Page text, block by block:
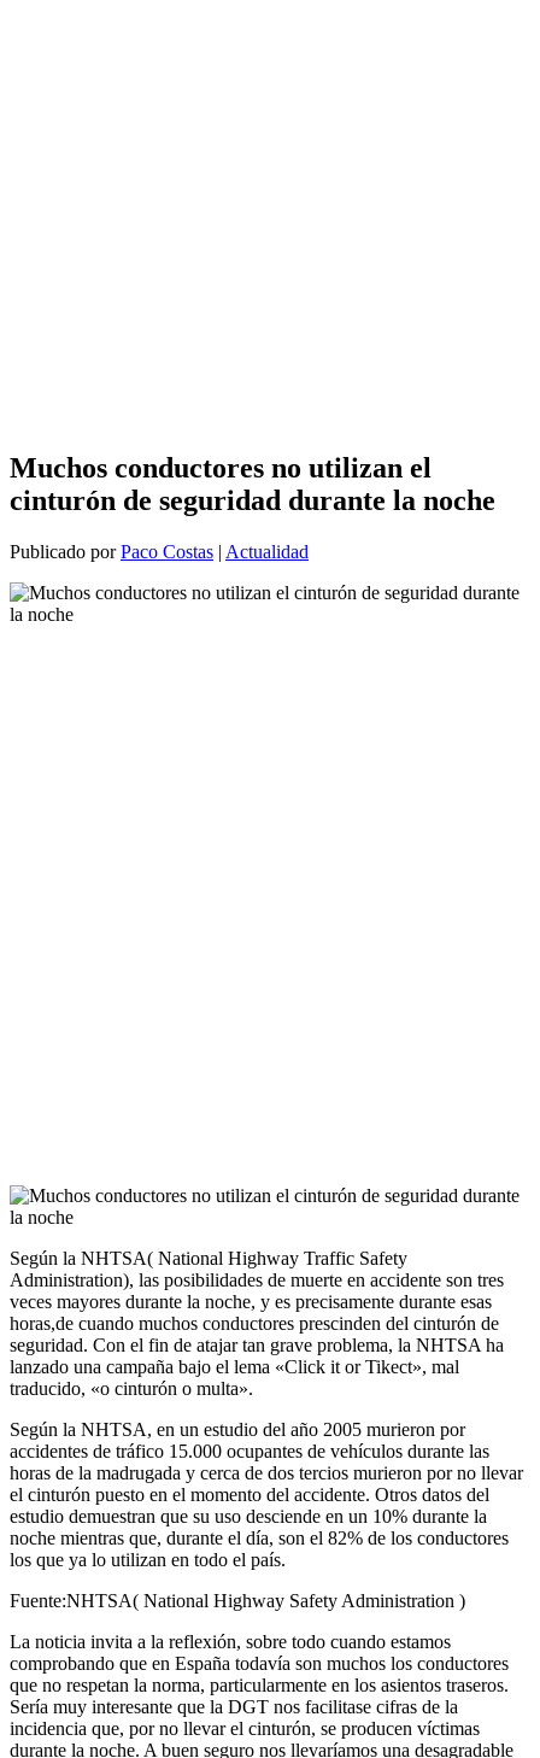
Muchos conductores no utilizan el
cinturón de seguridad durante la noche
Publicado porPaco Costas | Actualidad
Según la NHTSA( National Highway Traffic Safety
Administration), las posibilidades de muerte en accidente son tres
veces mayores durante la noche, y es precisamente durante esas
horas,de cuando muchos conductores prescinden del cinturón de
seguridad. Con el fin de atajar tan grave problema, la NHTSA ha
lanzado una campaña bajo el lema «Click it or Tikect», mal
traducido, «o cinturón o multa».
Según la NHTSA, en un estudio del año 2005 murieron por
accidentes de tráfico 15.000 ocupantes de vehículos durante las
horas de la madrugada y cerca de dos tercios murieron por no llevar
el cinturón puesto en el momento del accidente. Otros datos del
estudio demuestran que su uso desciende en un 10% durante la
noche mientras que, durante el día, son el 82% de los conductores
los que ya lo utilizan en todo el país.
Fuente:NHTSA( National Highway Safety Administration )
La noticia invita a la reflexión, sobre todo cuando estamos
comprobando que en España todavía son muchos los conductores
que no respetan la norma, particularmente en los asientos traseros.
Sería muy interesante que la DGT nos facilitase cifras de la
incidencia que, por no llevar el cinturón, se producen víctimas
durante la noche. A buen seguro nos llevaríamos una desagradable